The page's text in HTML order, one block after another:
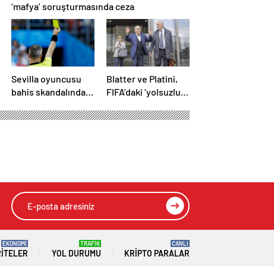
‘mafya’ soruşturmasında ceza
Sevilla oyuncusu
bahis skandalında
Son dakikalarda sarı
Blatter ve Platini,
FIFA’daki ‘yolsuzluk’
aklandı
EKONOMİ
YOL DURUMU
TRAFİK
KRIPTO PARALAR
CANLI